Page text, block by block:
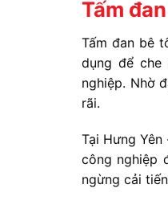
Tấm
Tấm đan bê
dụng để
nghiệp. Nhờ
rãi.
Tại Hưng
công nghiệp
ngừng cải